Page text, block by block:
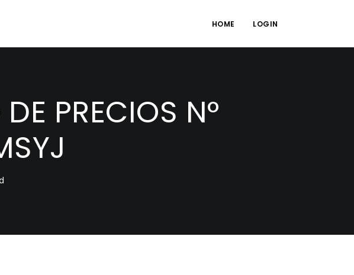
HOME LOGIN
PRECIOS N°